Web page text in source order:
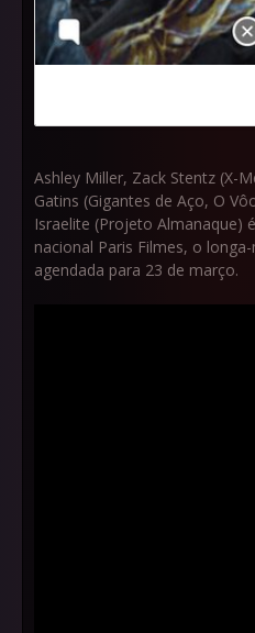
Ashley Miller, Zack Stentz (X-
Gatins (Gigantes de Aço, O
Israelite (Projeto Almanaque)
nacional Paris Filmes, o
agendada para 23 de março.